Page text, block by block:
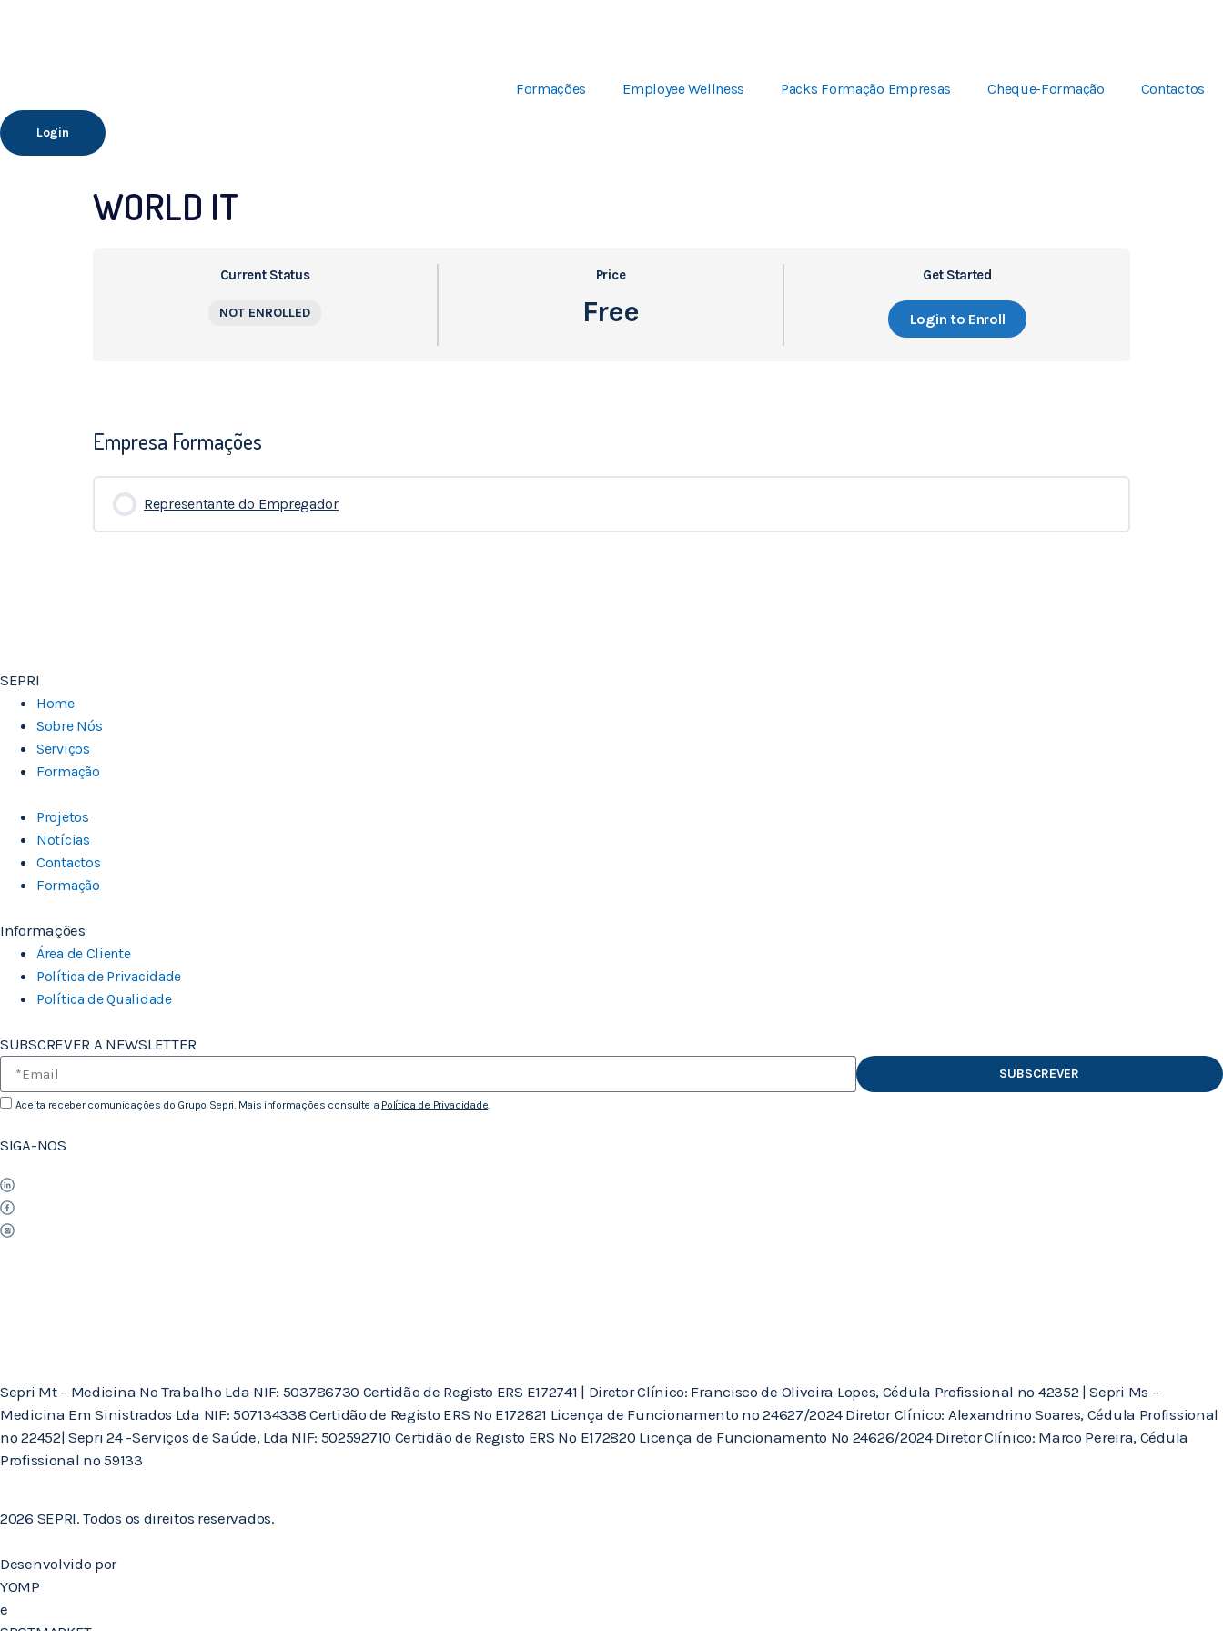
Formações Employee Wellness Packs Formação Empresas Cheque-Formação Contactos
Login
WORLD IT
Current Status
NOT ENROLLED
Price
Free
Get Started
Login to Enroll
Empresa Formações
Representante do Empregador
0% COMPLETADO 0/0 Etapas
SEPRI
Home
Sobre Nós
Serviços
Formação
Projetos
Notícias
Contactos
Formação
Informações
Área de Cliente
Política de Privacidade
Política de Qualidade
SUBSCREVER A NEWSLETTER
Aceita receber comunicações do Grupo Sepri. Mais informações consulte a Política de Privacidade.
SUBSCREVER
SIGA-NOS
Sepri Mt – Medicina No Trabalho Lda NIF: 503786730 Certidão de Registo ERS E172741 | Diretor Clínico: Francisco de Oliveira Lopes, Cédula Profissional nº 42352 | Sepri Ms –
Medicina Em Sinistrados Lda NIF: 507134338 Certidão de Registo ERS Nº E172821 Licença de Funcionamento nº 24627/2024 Diretor Clínico: Alexandrino Soares, Cédula Profissional
nº 22452| Sepri 24 -Serviços de Saúde, Lda NIF: 502592710 Certidão de Registo ERS Nº E172820 Licença de Funcionamento Nº 24626/2024 Diretor Clínico: Marco Pereira, Cédula
Profissional nº 59133
2026 SEPRI. Todos os direitos reservados.
Desenvolvido por
YOMP
e